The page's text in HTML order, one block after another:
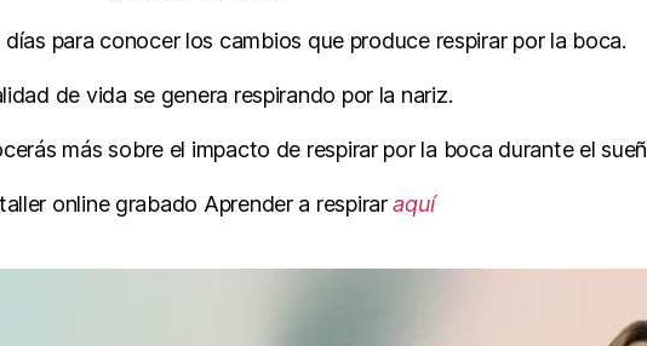
para conocer los cambios que produce respirar por la boca.
de vida se genera respirando por la nariz.
más sobre el impacto de respirar por la boca durante el
online grabado Aprender a respiraraquí